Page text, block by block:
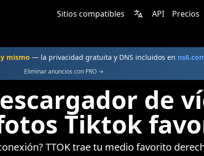
Sitios compatibles API Precios
mismo — la privacidad gratuita y DNS incluidos en
Eliminar anuncios con PRO →
de
Tiktok
TTOK trae tu medio favorito